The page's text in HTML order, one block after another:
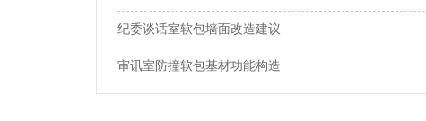
纪委谈话室软包墙面改造建议
审讯室防撞软包基材功能构造